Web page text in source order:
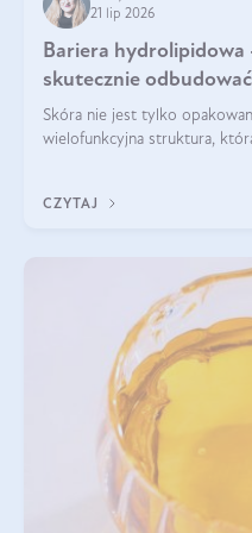
21 lip 2026
Bariera hydrolipidowa
skutecznie
Skóra nie jest tylko
wielofunkcyjna struktura,
bariera hydrolipidowa.
CZYTAJ